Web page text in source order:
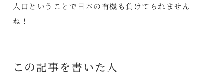
人口ということで日本の有機も負けてられません
ね！
この記事を書いた人